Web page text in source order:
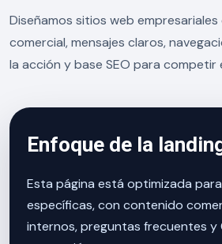
Diseñamos sitios web
comercial, mensajes claros,
la acción y base SEO para competir
Enfoque de la
Esta página está optimizada
específicas, con contenido
internos, preguntas frecuentes y